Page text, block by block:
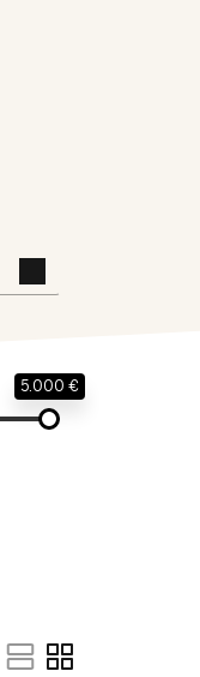
5.000 €